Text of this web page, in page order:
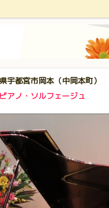
宇都宮市岡本（中岡本町）
ピアノ・ソルフェージュ